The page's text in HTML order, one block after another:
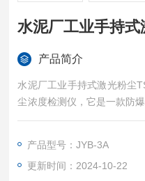
水泥厂工业手持
产品简介
水泥厂工业手持式激光粉尘
尘浓度检测仪，它是一款防
Gb/Ex ib IIIB T130℃ Db）
原理以半导体激光为测量光
测量。由由微处理器对检测
产品型号：JYB-3A
更新时间：2024-10-22